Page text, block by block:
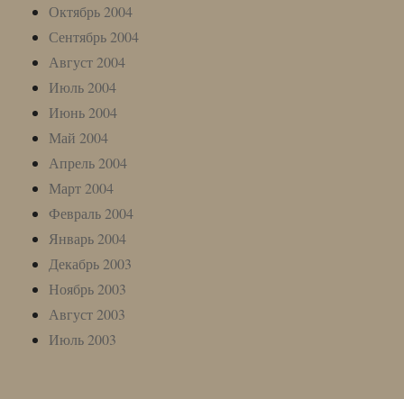
Октябрь 2004
Сентябрь 2004
Август 2004
Июль 2004
Июнь 2004
Май 2004
Апрель 2004
Март 2004
Февраль 2004
Январь 2004
Декабрь 2003
Ноябрь 2003
Август 2003
Июль 2003